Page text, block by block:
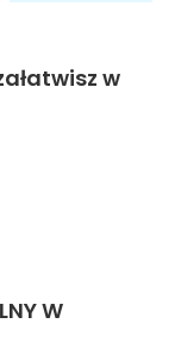
w
W